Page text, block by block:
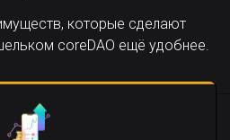
которые сделают
coreDAO ещё удобнее.